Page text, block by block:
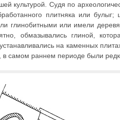
культурой. Судя по
плитняка или булыг;
глинобитными или имели
обмазывались глиной,
на каменных
в самом раннем периоде были